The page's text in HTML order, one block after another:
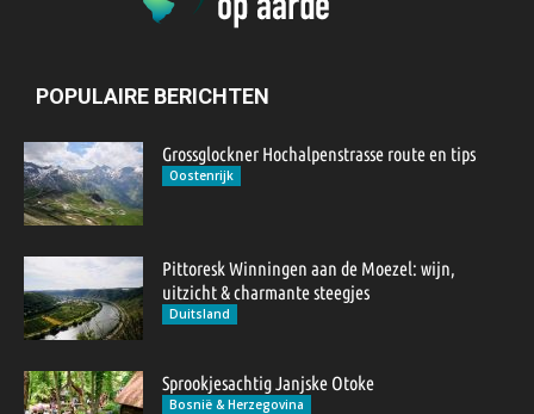
POPULAIRE BERICHTEN
Grossglockner Hochalpenstrasse route en tips
Oostenrijk
Pittoresk Winningen aan de Moezel: wijn,
uitzicht & charmante steegjes
Duitsland
Sprookjesachtig Janjske Otoke
Bosnië & Herzegovina